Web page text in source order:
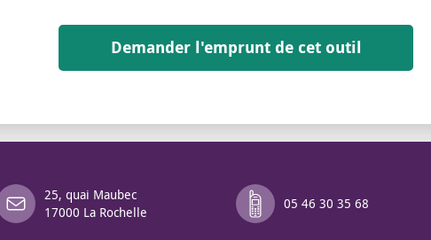
Demander l'emprunt de cet outil
25, quai Maubec
17000 La Rochelle
05 46 30 35 68